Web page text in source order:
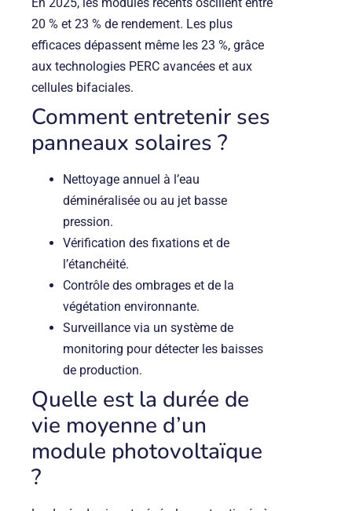
En 2025, les modules récents oscillent entre
20 % et 23 % de rendement. Les plus
efficaces dépassent même les 23 %, grâce
aux technologies PERC avancées et aux
cellules bifaciales.
Comment entretenir ses
panneaux solaires ?
Nettoyage annuel à l’eau
déminéralisée ou au jet basse
pression.
Vérification des fixations et de
l’étanchéité.
Contrôle des ombrages et de la
végétation environnante.
Surveillance via un système de
monitoring pour détecter les baisses
de production.
Quelle est la durée de
vie moyenne d’un
module photovoltaïque
?